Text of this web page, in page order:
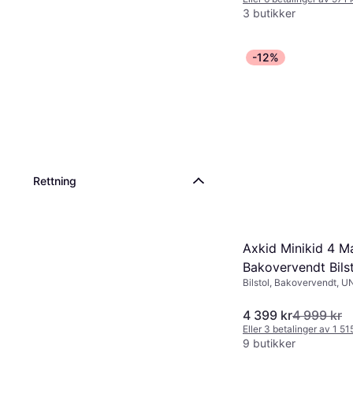
Rettning
Vaskbart trekk, Roterbar,
Justerbar nakkestøtte,
3 butikker
-12%
Axkid Minikid 4
Bakovervendt
Bilstol, Bakovervendt,
Sidekollisjonsbeskyttelse
4 399 kr4 999 kr
Eller 3 betalinger av 1
9 butikker